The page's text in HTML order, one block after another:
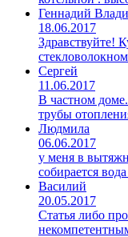
Геннадий
18.06.2017
Здравствуйте!
Сергей
11.06.2017
В частном
трубы
Людмила
06.06.2017
у меня в
собирается
Василий
20.05.2017
Статья либо